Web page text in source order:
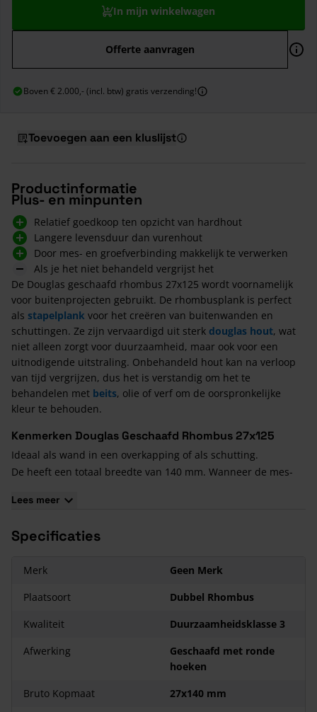
In mijn winkelwagen
Offerte aanvragen
Boven € 2.000,- (incl. btw) gratis verzending!
Toevoegen aan een kluslijst
Productinformatie
Plus- en minpunten
Relatief goedkoop ten opzicht van hardhout
Langere levensduur dan vurenhout
Door mes- en groefverbinding makkelijk te verwerken
Als je het niet behandeld vergrijst het
De Douglas geschaafd rhombus 27x125 wordt voornamelijk
voor buitenprojecten gebruikt. De rhombusplank is perfect
als stapelplank voor het creëren van buitenwanden en
schuttingen. Ze zijn vervaardigd uit sterk douglas hout, wat
niet alleen zorgt voor duurzaamheid, maar ook voor een
uitnodigende uitstraling. Onbehandeld hout kan na verloop
van tijd vergrijzen, dus het is verstandig om het te
behandelen met beits, olie of verf om de oorspronkelijke
kleur te behouden.
Kenmerken Douglas Geschaafd Rhombus 27x125
Ideaal als wand in een overkapping of als schutting.
De heeft een totaal breedte van 140 mm. Wanneer de mes-
breedte van de plank 125 mm.
Douglas heeft een warme en natuurlijke uitstraling.
Lees meer
Specificaties
Merk
Geen Merk
Plaatsoort
Dubbel Rhombus
Kwaliteit
Duurzaamheidsklasse 3
Afwerking
Geschaafd met ronde
hoeken
Bruto Kopmaat
27x140 mm